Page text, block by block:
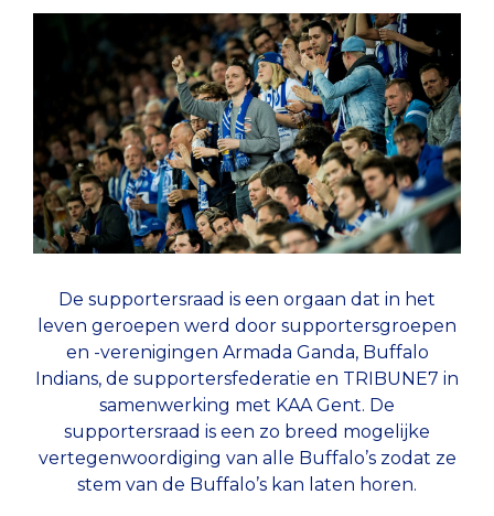
De supportersraad is een orgaan dat in het
leven geroepen werd door supportersgroepen
en -verenigingen Armada Ganda, Buffalo
Indians, de supportersfederatie en TRIBUNE7 in
samenwerking met KAA Gent. De
supportersraad is een zo breed mogelijke
vertegenwoordiging van alle Buffalo’s zodat ze
stem van de Buffalo’s kan laten horen.